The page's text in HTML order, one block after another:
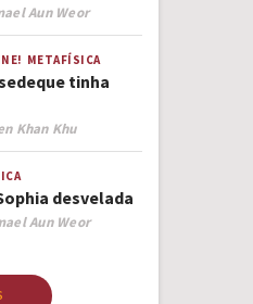
Aun Weor
METAFÍSICA
tinha
Khan Khu
desvelada
Aun Weor